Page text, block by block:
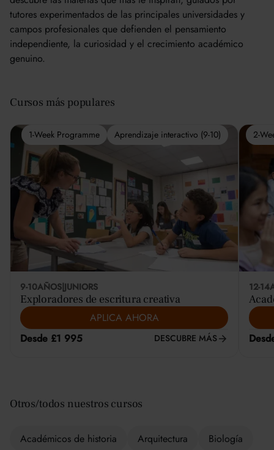
tutores experimentados de las principales universidades y
campos profesionales que defienden el pensamiento
independiente, la curiosidad y el crecimiento académico
genuino.
Cursos más populares
9-10AÑOS JUNIORS
Exploradores de escritura creativa
APLICA AHORA
Desde £1 995
DESCUBRE MÁS
1-Week Programme Aprendizaje interactivo (9-10)
12-14
2-
Otros/todos nuestros cursos
Académicos de historia Arquitectura
Biología